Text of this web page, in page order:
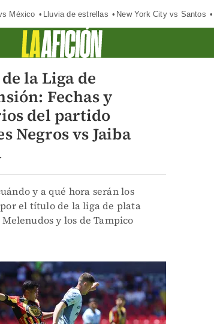
México Lluvia de estrellas New York City vs Santos
la Liga de
Fechas y
del partido
Negros vs Jaiba
y a qué hora serán los
el título de la liga de plata
y los de Tampico